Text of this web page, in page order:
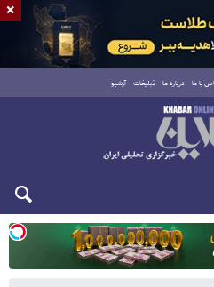
با ما درباره ما تبلیغات آرشیو
×